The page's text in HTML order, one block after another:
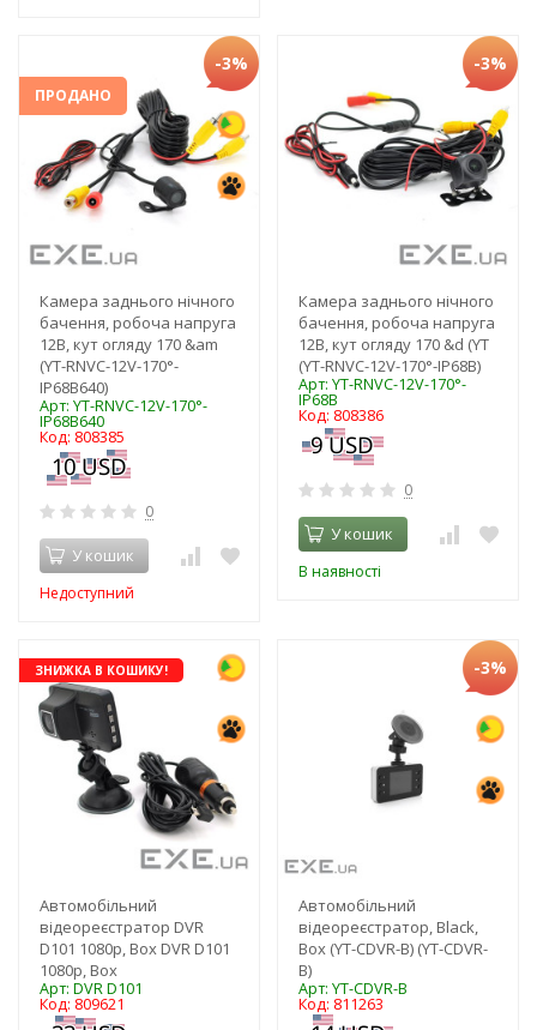
ПРОДАНО
-3%
Камера заднього нічного
бачення, робоча напруга
12В, кут огляду 170 &am
(YT-RNVC-12V-170°-
IP68B640)
Арт: YT-RNVC-12V-170°-
IP68B640
Код: 808385
0
У кошик
Недоступний
-3%
Камера заднього нічного
бачення, робоча напруга
12В, кут огляду 170 &d (YT
(YT-RNVC-12V-170°-IP68B)
Арт: YT-RNVC-12V-170°-
IP68B
Код: 808386
0
У кошик
В наявності
ЗНИЖКА В КОШИКУ!
Автомобільний
відеореєстратор DVR
D101 1080p, Box DVR D101
1080p, Box
Арт: DVR D101
Код: 809621
-3%
Автомобільний
відеореєстратор, Black,
Вох (YT-CDVR-B) (YT-CDVR-
B)
Арт: YT-CDVR-B
Код: 811263